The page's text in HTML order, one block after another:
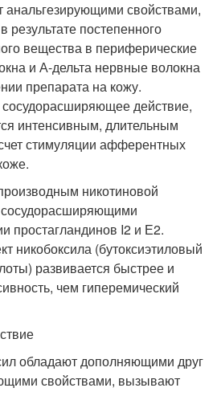
анальгезирующими свойствами,
результате постепенного
вещества в периферические
и А-дельта нервные волокна
препарата на кожу.
действие,
интенсивным, длительным
стимуляции афферентных
никотиновой
простагландинов I2 и Е2.
никобоксила (бутоксиэтиловый
развивается быстрее и
чем гиперемический
обладают дополняющими друг
свойствами, вызывают